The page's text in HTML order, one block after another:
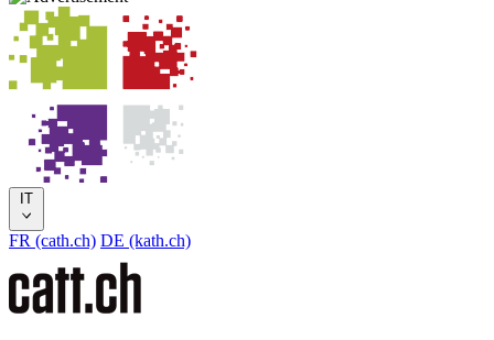
IT
FR (cath.ch) DE (kath.ch)